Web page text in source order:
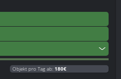
Objekt pro Tag ab: 180€